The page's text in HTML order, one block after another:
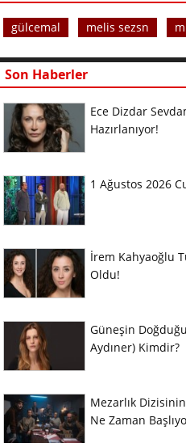
gülcemal melis sezsn
Son Haberler
Ece Dizdar
Hazırlanıyor!
1 Ağustos 2026
İrem Kahyaoğlu
Oldu!
Güneşin
Aydıner) Kimdir?
Mezarlık
Ne Zaman